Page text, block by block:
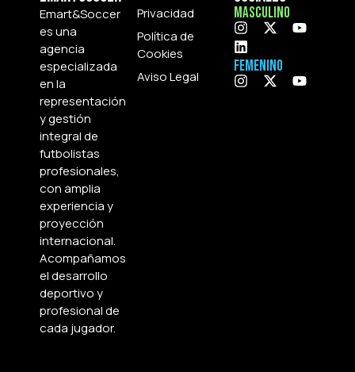
Emart&Soccer
es una
agencia
especializada
en la
representación
y gestión
integral de
futbolistas
profesionales,
con amplia
experiencia y
proyección
internacional.
Acompañamos
el desarrollo
deportivo y
profesional de
cada jugador.
Privacidad
Política de
Cookies
Aviso Legal
Masculino
Femenino